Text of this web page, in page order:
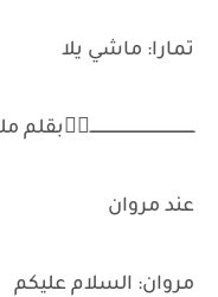
تمارا: ماشي يلا
عند مروان
مروان: السلام عليكم